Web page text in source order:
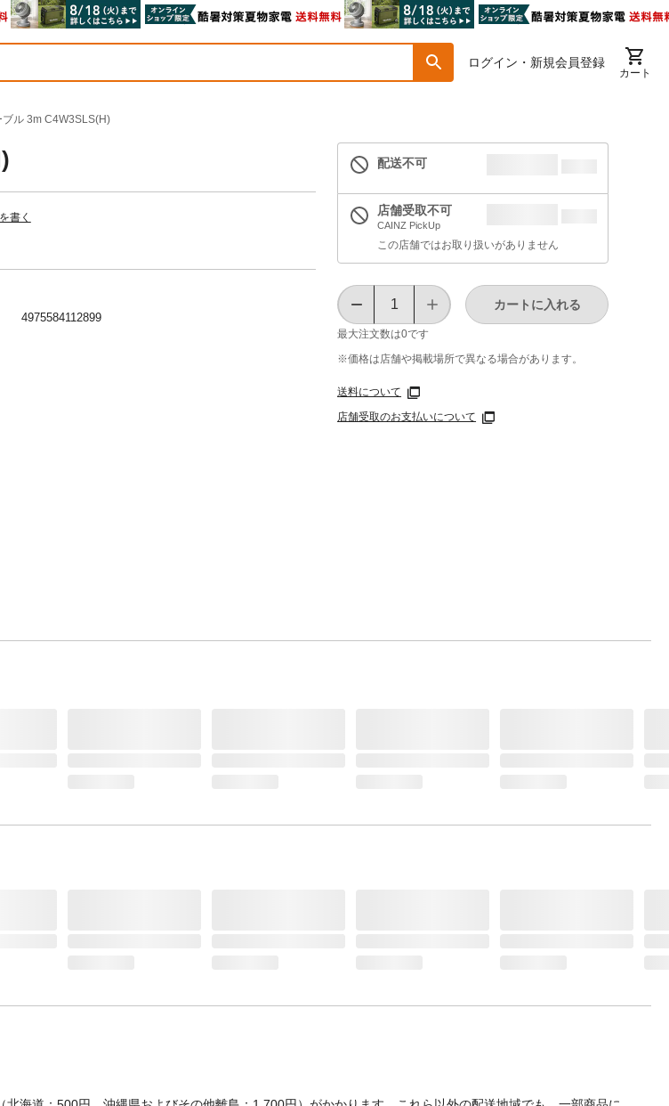
ログイン・新規会員登録
カート
ル 3m C4W3SLS(H)
書く
配送不可
店舗受取不可
CAINZ PickUp
この店舗ではお取り扱いがありません
最大注文数は0です
カートに入れる
※価格は​店舗や​掲載場所で​異なる​場合が​あります。
送料について
店舗受取のお支払いについて
4975584112899